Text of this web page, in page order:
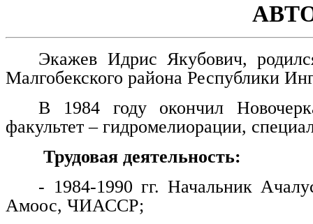
Экажев Идрис Якубович,
Малгобекского района Республики
В 1984 году окончил
факультет – гидромелиорации,
Трудовая деятельность:
- 1984-1990 гг. Начальник
Амоос, ЧИАССР;